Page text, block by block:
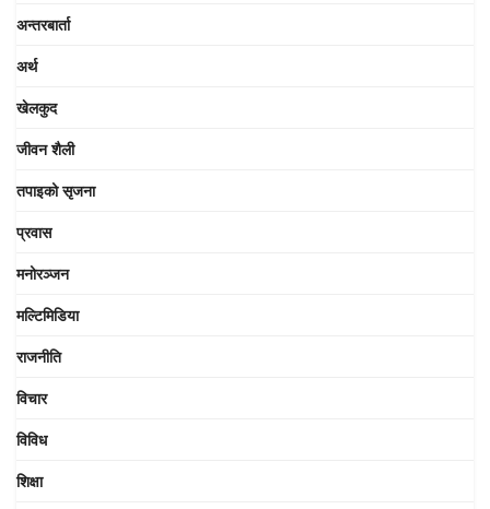
अन्तरबार्ता
अर्थ
खेलकुद
जीवन शैली
तपाइको सृजना
प्रवास
मनोरञ्जन
मल्टिमिडिया
राजनीति
विचार
विविध
शिक्षा